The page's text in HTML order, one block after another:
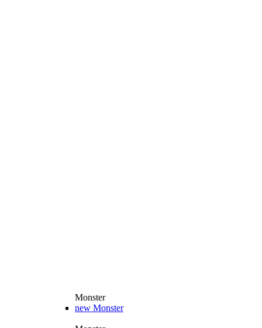
Monster
new Monster